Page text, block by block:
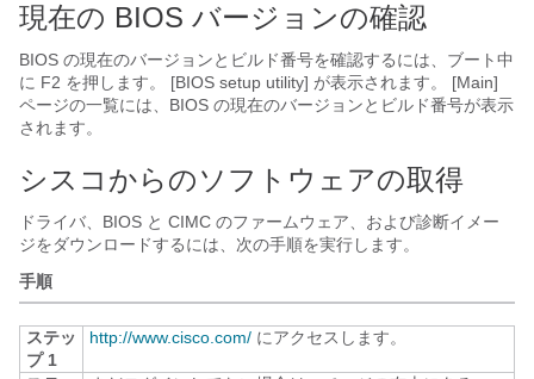
現在の BIOS バージョンの確認
BIOS の現在のバージョンとビルド番号を確認するには、ブート中
に F2 を押します。 [BIOS setup utility] が表示されます。 [Main]
ページの一覧には、BIOS の現在のバージョンとビルド番号が表示
されます。
シスコからのソフトウェアの取得
ドライバ、BIOS と CIMC のファームウェア、および診断イメー
ジをダウンロードするには、次の手順を実行します。
手順
ステッ
プ 1
http:/​/​www.cisco.com/​ にアクセスします。